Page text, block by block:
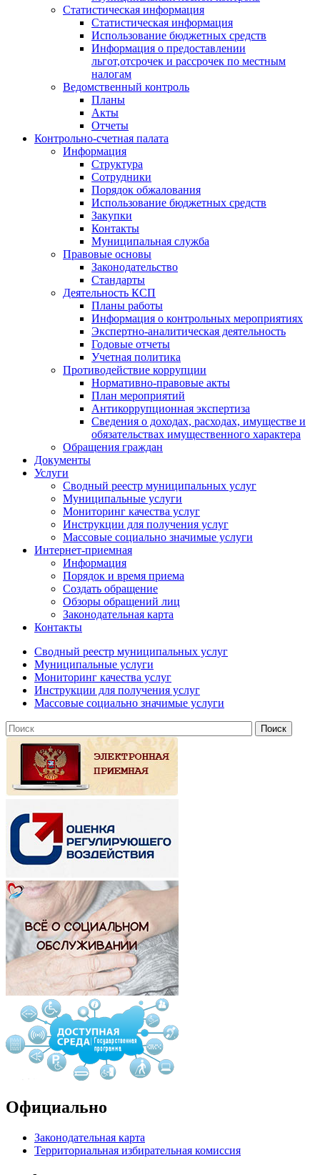
Статистическая информация
Статистическая информация
Использование бюджетных средств
Информация о предоставлении
льгот,отсрочек и рассрочек по местным
налогам
Ведомственный контроль
Планы
Акты
Отчеты
Контрольно-счетная палата
Информация
Структура
Сотрудники
Порядок обжалования
Использование бюджетных средств
Закупки
Контакты
Муниципальная служба
Правовые основы
Законодательство
Стандарты
Деятельность КСП
Планы работы
Информация о контрольных мероприятиях
Экспертно-аналитическая деятельность
Годовые отчеты
Учетная политика
Противодействие коррупции
Нормативно-правовые акты
План мероприятий
Антикоррупционная экспертиза
Сведения о доходах, расходах, имуществе и
обязательствах имущественного характера
Обращения граждан
Документы
Услуги
Сводный реестр муниципальных услуг
Муниципальные услуги
Мониторинг качества услуг
Инструкции для получения услуг
Массовые социально значимые услуги
Интернет-приемная
Информация
Порядок и время приема
Создать обращение
Обзоры обращений лиц
Законодательная карта
Контакты
Сводный реестр муниципальных услуг
Муниципальные услуги
Мониторинг качества услуг
Инструкции для получения услуг
Массовые социально значимые услуги
Официально
Законодательная карта
Территориальная избирательная комиссия